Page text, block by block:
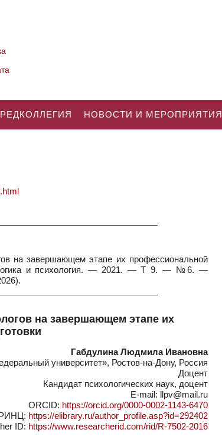
РЕДКОЛЛЕГИЯ НОВОСТИ И МЕРОПРИЯТИЯ
на завершающем этапе их профессиональной
и психология. — 2021. — Т 9. — №6. —
на завершающем этапе их
Габдулина Людмила Ивановна
университет», Ростов-на-Дону, Россия
Доцент
Кандидат психологических наук, доцент
E-mail: llpv@mail.ru
ORCID: https://orcid.org/0000-0002-1143-6470
https://elibrary.ru/author_profile.asp?id=292402
ID: https://www.researcherid.com/rid/R-7502-2016